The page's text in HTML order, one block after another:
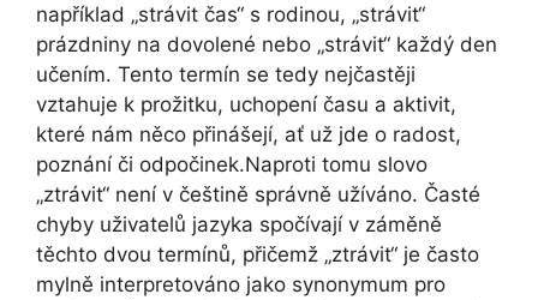
například „strávit čas“ s rodinou, „strávit“
prázdniny na dovolené nebo „strávit“ každý den
učením. Tento termín se tedy nejčastěji
vztahuje k prožitku, uchopení času a aktivit,
které nám něco přinášejí, ať už jde o radost,
poznání či odpočinek.Naproti tomu slovo
„ztrávit“ není v češtině správně užíváno. Časté
chyby uživatelů jazyka spočívají v záměně
těchto dvou termínů, přičemž „ztrávit“ je často
mylně interpretováno jako synonymum pro